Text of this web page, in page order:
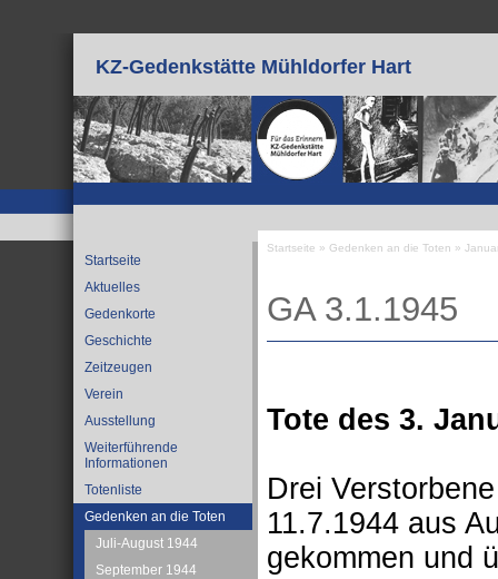
KZ-Gedenkstätte Mühldorfer Hart
Startseite
Aktuelles
Gedenkorte
Geschichte
Zeitzeugen
Verein
Ausstellung
Weiterführende
Informationen
Totenliste
Gedenken an die Toten
Juli-August 1944
September 1944
Startseite » Gedenken an die Toten »
GA 3.1.1945
Tote des 3.
Drei
11.7.1944 aus
gekommen und